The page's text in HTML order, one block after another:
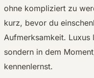
ohne kompliziert zu
kurz, bevor du
Aufmerksamkeit. Luxus
sondern in dem
kennenlernst.